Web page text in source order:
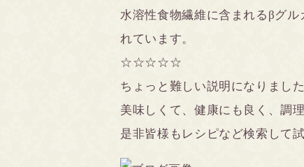
水溶性食物繊維に含まれるβグ
れています。
☆☆☆☆☆
ちょっと難しい説明になりました
美味しくて、健康にも良く、調
是非皆様もレシピなど検索して